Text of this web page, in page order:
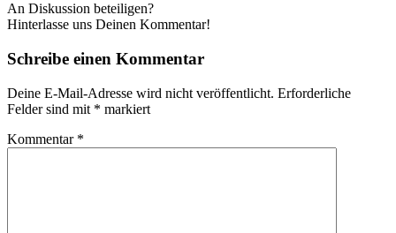
An Diskussion beteiligen?
Hinterlasse uns Deinen Kommentar!
Schreibe einen Kommentar
Deine E-Mail-Adresse wird nicht veröffentlicht. Erforderliche
Felder sind mit * markiert
Kommentar *